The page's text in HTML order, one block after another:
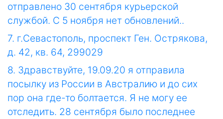
отправлено 30 сентября курьерской
службой. С 5 ноября нет обновлений..
7. г.Севастополь, проспект Ген. Острякова,
д. 42, кв. 64, 299029
8. Здравствуйте, 19.09.20 я отправила
посылку из России в Австралию и до сих
пор она где-то болтается. Я не могу ее
отследить. 28 сентября было последнее